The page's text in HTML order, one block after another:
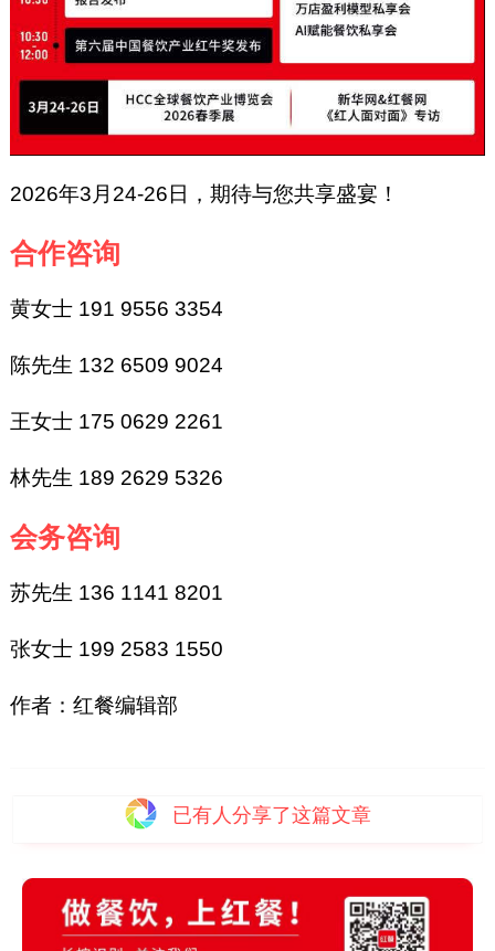
2026年3月24-26日，期待与您共享盛宴！
合作咨询
黄女士 191 9556 3354
陈先生 132 6509 9024
王女士 175 0629 2261
林先生 189 2629 5326
会务咨询
苏先生 136 1141 8201
张女士 199 2583 1550
作者：红餐编辑部
已有人分享了这篇文章